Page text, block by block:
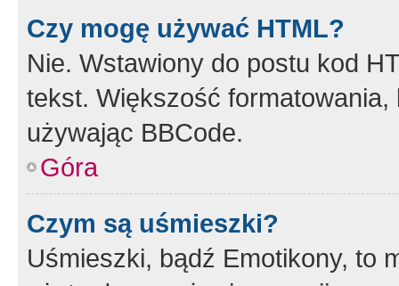
Czy mogę używać HTML?
Nie. Wstawiony do postu kod
tekst. Większość
używając BBCode.
Góra
Czym są uśmieszki?
Uśmieszki, bądź Emotikony, to